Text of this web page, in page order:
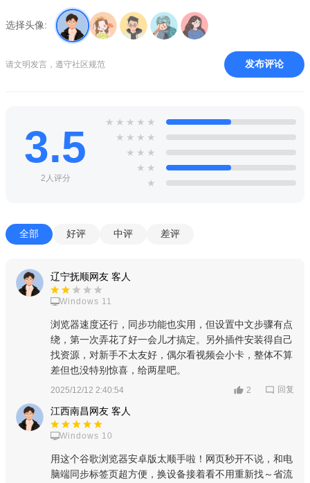
选择头像:
请文明发言，遵守社区规范 发布评论
3.5
2人评分
★ ★ ★ ★ ★
★ ★ ★ ★
★ ★ ★
★ ★
★
全部 好评 中评 差评
辽宁抚顺网友 客人
Windows 11
浏览器速度还行，同步功能也实用，但设置中文步骤有点
绕，第一次弄花了好一会儿才搞定。另外插件安装得自己
找资源，对新手不太友好，偶尔看视频会小卡，整体不算
差但也没特别惊喜，给两星吧。
2025/12/12 2:40:54 2 回复
江西南昌网友 客人
Windows 10
用这个谷歌浏览器安卓版太顺手啦！网页秒开不说，和电
脑端同步标签页超方便，换设备接着看不用重新找～省流